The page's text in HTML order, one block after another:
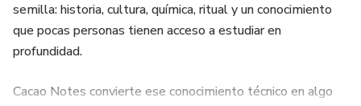
semilla: historia, cultura, química, ritual y un conocimiento
que pocas personas tienen acceso a estudiar en
profundidad.
Cacao Notes convierte ese conocimiento técnico en algo